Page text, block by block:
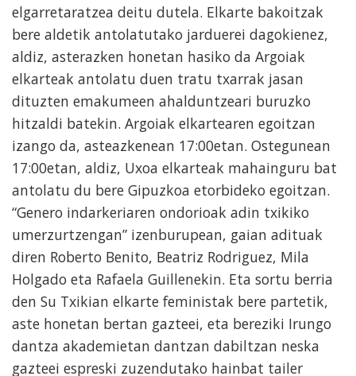
elgarretaratzea deitu dutela. Elkarte bakoitzak
bere aldetik antolatutako jarduerei dagokienez,
aldiz, asterazken honetan hasiko da Argoiak
elkarteak antolatu duen tratu txarrak jasan
dituzten emakumeen ahalduntzeari buruzko
hitzaldi batekin. Argoiak elkartearen egoitzan
izango da, asteazkenean 17:00etan. Ostegunean
17:00etan, aldiz, Uxoa elkarteak mahainguru bat
antolatu du bere Gipuzkoa etorbideko egoitzan.
“Genero indarkeriaren ondorioak adin txikiko
umerzurtzengan” izenburupean, gaian adituak
diren Roberto Benito, Beatriz Rodriguez, Mila
Holgado eta Rafaela Guillenekin. Eta sortu berria
den Su Txikian elkarte feministak bere partetik,
aste honetan bertan gazteei, eta bereziki Irungo
dantza akademietan dantzan dabiltzan neska
gazteei espreski zuzendutako hainbat tailer